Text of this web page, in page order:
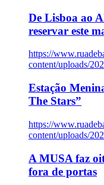
De Lisboa ao
reservar este
https://
content/uploads/
Estação
The Stars”
https://
content/uploads/
A MUSA faz
fora de portas